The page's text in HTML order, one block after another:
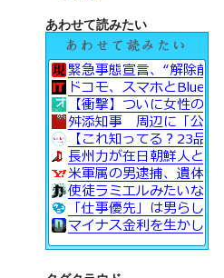
あわせて読みたい